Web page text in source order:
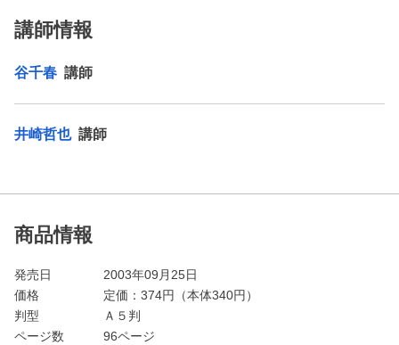
講師情報
谷千春 講師
井崎哲也 講師
商品情報
発売日
2003年09月25日
価格
定価： 374円（本体340円）
判型
Ａ５判
ページ数
96ページ